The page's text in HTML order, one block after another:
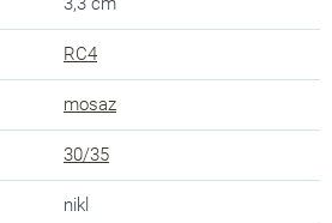
RC4
mosaz
30/35
nikl